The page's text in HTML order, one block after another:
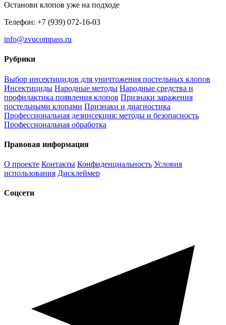
Останови клопов уже на подходе
Телефон: +7 (939) 072-16-03
info@zvucompass.ru
Рубрики
Выбор инсектицидов для уничтожения постельных клопов
Инсектициды Народные методы Народные средства и
профилактика появления клопов Признаки заражения
постельными клопами Признаки и диагностика
Профессиональная дезинсекция: методы и безопасность
Профессиональная обработка
Правовая информация
О проекте Контакты Конфиденциальность Условия
использования Дисклеймер
Соцсети